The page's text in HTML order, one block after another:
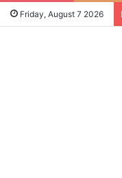
Friday, August 7 2026